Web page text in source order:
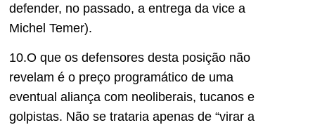
defender, no passado, a entrega da vice a
Michel Temer).
10.O que os defensores desta posição não
revelam é o preço programático de uma
eventual aliança com neoliberais, tucanos e
golpistas. Não se trataria apenas de “virar a